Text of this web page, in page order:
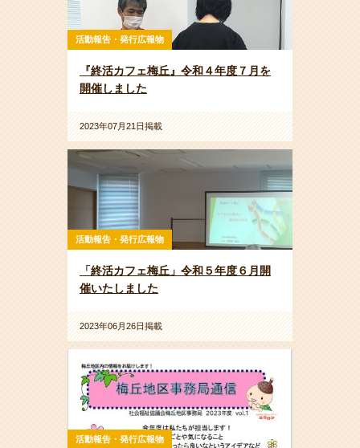
活動報告・発行広報物
『終活カフェ梅丘』令和４年度７月を
開催しました
2023年07月21日掲載
活動報告・発行広報物
「終活カフェ梅丘」令和５年度６月開
催いたしました
2023年06月26日掲載
活動報告・発行広報物